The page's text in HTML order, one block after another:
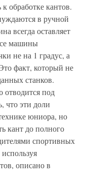
обработке кантов.
в ручной
всегда оставляет
машины
не на 1 градус, а
факт, который не
станков.
под
что эти доли
юниора, но
кант до полного
спортивных
описано в